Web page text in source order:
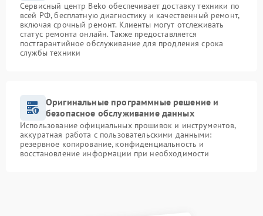
Сервисный центр Beko обеспечивает доставку техники по
всей РФ, бесплатную диагностику и качественный ремонт,
включая срочный ремонт. Клиенты могут отслеживать
статус ремонта онлайн. Также предоставляется
постгарантийное обслуживание для продления срока
службы техники
Оригинальные программные решение и
безопасное обслуживание данных
Использование официальных прошивок и инструментов,
аккуратная работа с пользовательскими данными:
резервное копирование, конфиденциальность и
восстановление информации при необходимости